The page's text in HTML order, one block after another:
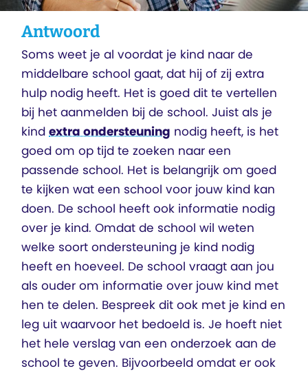
Antwoord
Soms weet je al voordat je kind naar de
middelbare school gaat, dat hij of zij extra
hulp nodig heeft. Het is goed dit te vertellen
bij het aanmelden bij de school. Juist als je
kindextra ondersteuning nodig heeft, is het
goed om op tijd te zoeken naar een
passende school. Het is belangrijk om goed
te kijken wat een school voor jouw kind kan
doen. De school heeft ook informatie nodig
over je kind. Omdat de school wil weten
welke soort ondersteuning je kind nodig
heeft en hoeveel. De school vraagt aan jou
als ouder om informatie over jouw kind met
hen te delen. Bespreek dit ook met je kind en
leg uit waarvoor het bedoeld is. Je hoeft niet
het hele verslag van een onderzoek aan de
school te geven. Bijvoorbeeld omdat er ook